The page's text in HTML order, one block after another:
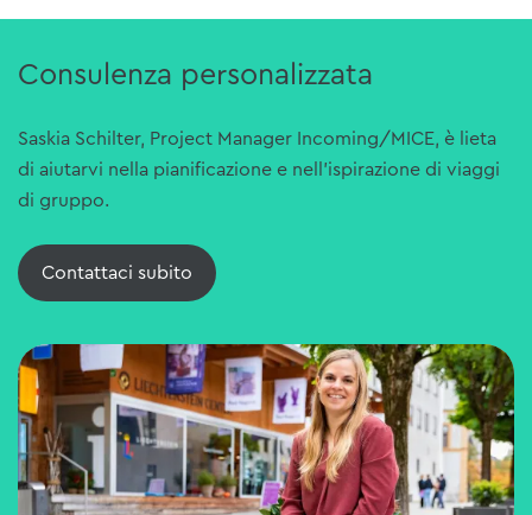
Consulenza personalizzata
Saskia Schilter, Project Manager Incoming/MICE, è lieta
di aiutarvi nella pianificazione e nell'ispirazione di viaggi
di gruppo.
Contattaci subito